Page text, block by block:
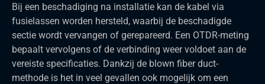
Bij een beschadiging na installatie kan de kabel via
fusielassen worden hersteld, waarbij de beschadigde
sectie wordt vervangen of gerepareerd. Een OTDR-meting
bepaalt vervolgens of de verbinding weer voldoet aan de
vereiste specificaties. Dankzij de blown fiber duct-
methode is het in veel gevallen ook mogelijk om een